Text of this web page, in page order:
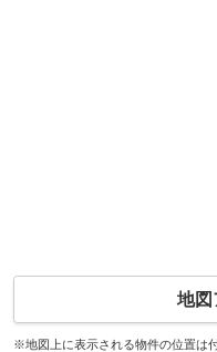
地図
※地図上に表示される物件の位置は